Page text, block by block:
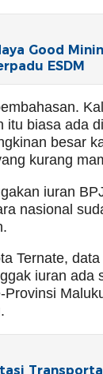
Good
ESDM
itu biasa ada
besar
kurang
iuran
nasional
Ternate,
iuran ada